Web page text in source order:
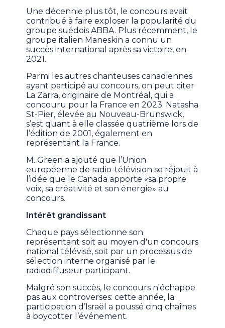
Une décennie plus tôt, le concours avait
contribué à faire exploser la popularité du
groupe suédois ABBA. Plus récemment, le
groupe italien Maneskin a connu un
succès international après sa victoire, en
2021.
Parmi les autres chanteuses canadiennes
ayant participé au concours, on peut citer
La Zarra, originaire de Montréal, qui a
concouru pour la France en 2023. Natasha
St-Pier, élevée au Nouveau-Brunswick,
s’est quant à elle classée quatrième lors de
l’édition de 2001, également en
représentant la France.
M. Green a ajouté que l’Union
européenne de radio-télévision se réjouit à
l’idée que le Canada apporte «sa propre
voix, sa créativité et son énergie» au
concours.
Intérêt grandissant
Chaque pays sélectionne son
représentant soit au moyen d'un concours
national télévisé, soit par un processus de
sélection interne organisé par le
radiodiffuseur participant.
Malgré son succès, le concours n'échappe
pas aux controverses: cette année, la
participation d’Israël a poussé cinq chaînes
à boycotter l’événement.